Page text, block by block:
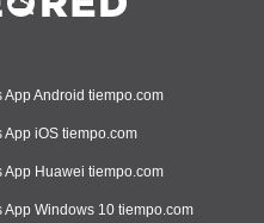
App Android tiempo.com
App iOS tiempo.com
App Huawei tiempo.com
App Windows 10 tiempo.com